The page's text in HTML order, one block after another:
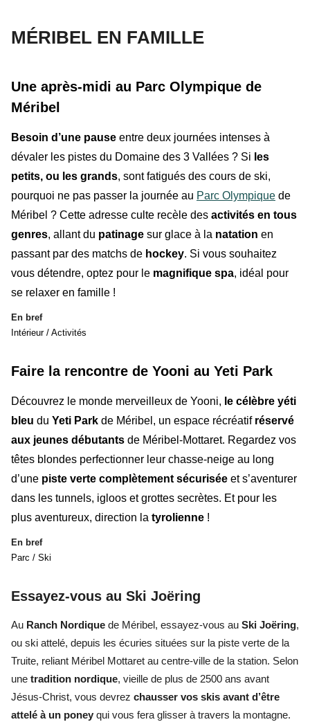
MÉRIBEL EN FAMILLE
Une après-midi au Parc Olympique de
Méribel
Besoin d’une pause entre deux journées intenses à
dévaler les pistes du Domaine des 3 Vallées ? Si les
petits, ou les grands, sont fatigués des cours de ski,
pourquoi ne pas passer la journée au Parc Olympique de
Méribel ? Cette adresse culte recèle des activités en tous
genres, allant du patinage sur glace à la natation en
passant par des matchs de hockey. Si vous souhaitez
vous détendre, optez pour le magnifique spa, idéal pour
se relaxer en famille !
En bref
Intérieur / Activités
Faire la rencontre de Yooni au Yeti Park
Découvrez le monde merveilleux de Yooni, le célèbre yéti
bleu du Yeti Park de Méribel, un espace récréatif réservé
aux jeunes débutants de Méribel-Mottaret. Regardez vos
têtes blondes perfectionner leur chasse-neige au long
d’une piste verte complètement sécurisée et s’aventurer
dans les tunnels, igloos et grottes secrètes. Et pour les
plus aventureux, direction la tyrolienne !
En bref
Parc / Ski
Essayez-vous au Ski Joëring
Au Ranch Nordique de Méribel, essayez-vous au Ski Joëring,
ou ski attelé, depuis les écuries situées sur la piste verte de la
Truite, reliant Méribel Mottaret au centre-ville de la station. Selon
une tradition nordique, vieille de plus de 2500 ans avant
Jésus-Christ, vous devrez chausser vos skis avant d’être
attelé à un poney qui vous fera glisser à travers la montagne.